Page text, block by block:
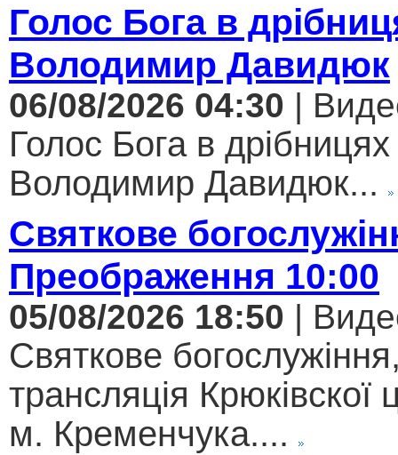
Голос Бога в
Володимир Давидюк
06/08/2026 04:30 |
Голос Бога в
Володимир Давидюк...
Святкове
Преображення 10:00
05/08/2026 18:50 |
Святкове
трансляція
м. Кременчука....